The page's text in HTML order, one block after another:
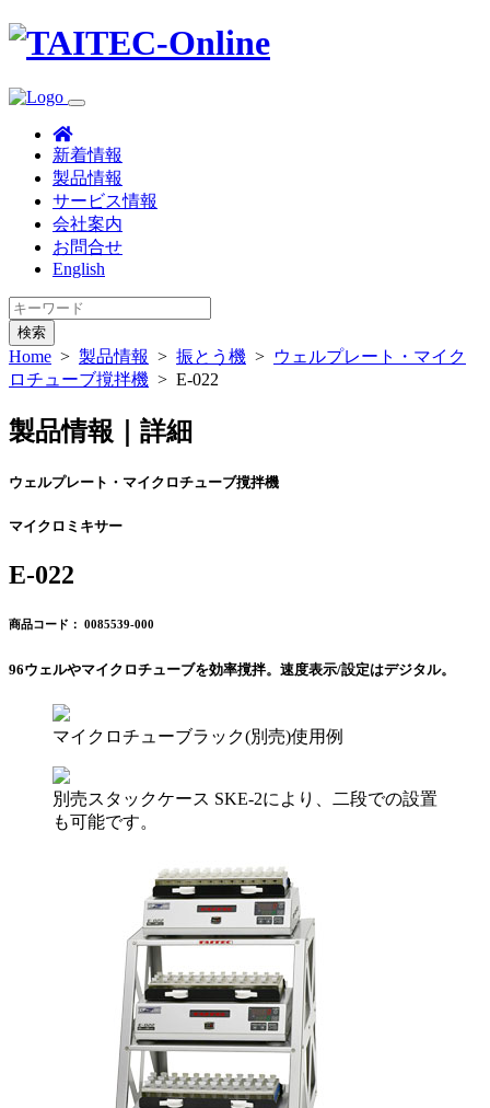
新着情報
製品情報
サービス情報
会社案内
お問合せ
English
検索
Home > 製品情報 > 振とう機 > ウェルプレート・マイク
ロチューブ撹拌機 > E-022
製品情報｜詳細
ウェルプレート・マイクロチューブ撹拌機
マイクロミキサー
E-022
商品コード： 0085539-000
96ウェルやマイクロチューブを効率撹拌。速度表示/設定はデジタル。
マイクロチューブラック(別売)使用例
別売スタックケース SKE-2により、二段での設置
も可能です。